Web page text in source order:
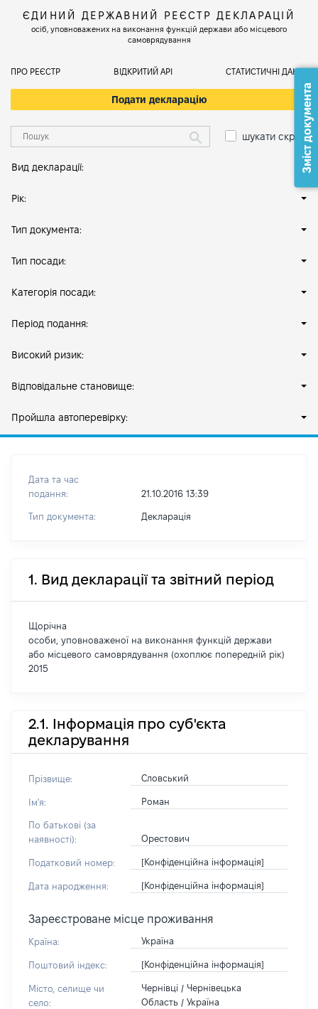
ЄДИНИЙ ДЕРЖАВНИЙ РЕЄСТР ДЕКЛАРАЦІЙ
осіб, уповноважених на виконання функцій держави або місцевого
самоврядування
ПРО РЕЄСТР ВІДКРИТИЙ АРІ СТАТИСТИЧНІ ДАНІ
Подати декларацію
шукати скрізь
Вид декларації:
Рік:
Тип документа:
Тип посади:
Категорія посади:
Період подання:
Високий ризик:
Відповідальне становище:
Пройшла автоперевірку:
Дата та час
подання:
21.10.2016 13:39
Тип документа: Декларація
1. Вид декларації та звітний період
Щорічна
особи, уповноваженої на виконання функцій держави
або місцевого самоврядування (охоплює попередній рік)
2015
2.1. Інформація про суб'єкта
декларування
Прізвище: Словський
Ім'я: Роман
По батькові (за
наявності):
Орестович
Податковий номер: [Конфіденційна інформація]
Дата народження: [Конфіденційна інформація]
Зареєстроване місце проживання
Країна: Україна
Поштовий індекс: [Конфіденційна інформація]
Місто, селище чи
село:
Чернівці / Чернівецька
Область / Україна
Зміст документа